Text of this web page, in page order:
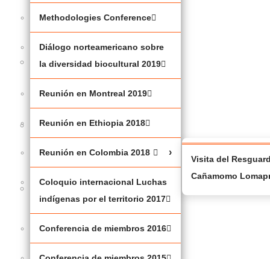
(JBNQA)
2025
MESA
RENDONDA
2025
JUSTICIA
BAJO
Methodologies Conference
Diálogo norteamericano sobre
la diversidad biocultural 2019
Reunión en Montreal 2019
Reunión en Ethiopia 2018
Reunión en Colombia 2018
Visita del
Cañamomo
Coloquio internacional Luchas
indígenas por el territorio 2017
Conferencia de miembros 2016